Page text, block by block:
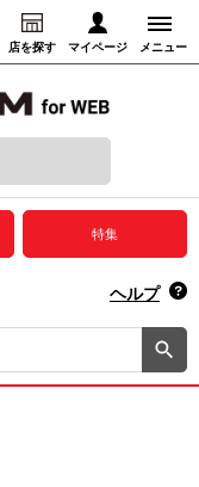
店を探す マイページ メニュー
録音からさがす
特集
ヘルプ